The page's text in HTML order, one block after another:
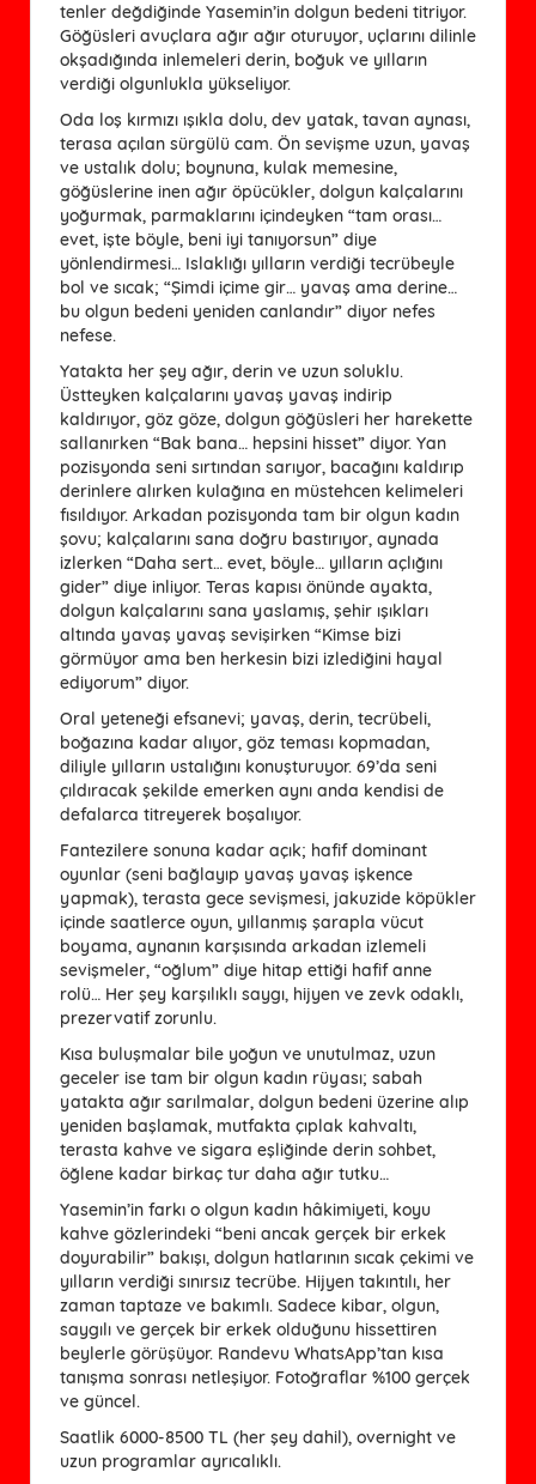
tenler değdiğinde Yasemin’in dolgun bedeni titriyor.
Göğüsleri avuçlara ağır ağır oturuyor, uçlarını dilinle
okşadığında inlemeleri derin, boğuk ve yılların
verdiği olgunlukla yükseliyor.
Oda loş kırmızı ışıkla dolu, dev yatak, tavan aynası,
terasa açılan sürgülü cam. Ön sevişme uzun, yavaş
ve ustalık dolu; boynuna, kulak memesine,
göğüslerine inen ağır öpücükler, dolgun kalçalarını
yoğurmak, parmaklarını içindeyken “tam orası…
evet, işte böyle, beni iyi tanıyorsun” diye
yönlendirmesi… Islaklığı yılların verdiği tecrübeyle
bol ve sıcak; “Şimdi içime gir… yavaş ama derine…
bu olgun bedeni yeniden canlandır” diyor nefes
nefese.
Yatakta her şey ağır, derin ve uzun soluklu.
Üstteyken kalçalarını yavaş yavaş indirip
kaldırıyor, göz göze, dolgun göğüsleri her harekette
sallanırken “Bak bana… hepsini hisset” diyor. Yan
pozisyonda seni sırtından sarıyor, bacağını kaldırıp
derinlere alırken kulağına en müstehcen kelimeleri
fısıldıyor. Arkadan pozisyonda tam bir olgun kadın
şovu; kalçalarını sana doğru bastırıyor, aynada
izlerken “Daha sert… evet, böyle… yılların açlığını
gider” diye inliyor. Teras kapısı önünde ayakta,
dolgun kalçalarını sana yaslamış, şehir ışıkları
altında yavaş yavaş sevişirken “Kimse bizi
görmüyor ama ben herkesin bizi izlediğini hayal
ediyorum” diyor.
Oral yeteneği efsanevi; yavaş, derin, tecrübeli,
boğazına kadar alıyor, göz teması kopmadan,
diliyle yılların ustalığını konuşturuyor. 69’da seni
çıldıracak şekilde emerken aynı anda kendisi de
defalarca titreyerek boşalıyor.
Fantezilere sonuna kadar açık; hafif dominant
oyunlar (seni bağlayıp yavaş yavaş işkence
yapmak), terasta gece sevişmesi, jakuzide köpükler
içinde saatlerce oyun, yıllanmış şarapla vücut
boyama, aynanın karşısında arkadan izlemeli
sevişmeler, “oğlum” diye hitap ettiği hafif anne
rolü… Her şey karşılıklı saygı, hijyen ve zevk odaklı,
prezervatif zorunlu.
Kısa buluşmalar bile yoğun ve unutulmaz, uzun
geceler ise tam bir olgun kadın rüyası; sabah
yatakta ağır sarılmalar, dolgun bedeni üzerine alıp
yeniden başlamak, mutfakta çıplak kahvaltı,
terasta kahve ve sigara eşliğinde derin sohbet,
öğlene kadar birkaç tur daha ağır tutku…
Yasemin’in farkı o olgun kadın hâkimiyeti, koyu
kahve gözlerindeki “beni ancak gerçek bir erkek
doyurabilir” bakışı, dolgun hatlarının sıcak çekimi ve
yılların verdiği sınırsız tecrübe. Hijyen takıntılı, her
zaman taptaze ve bakımlı. Sadece kibar, olgun,
saygılı ve gerçek bir erkek olduğunu hissettiren
beylerle görüşüyor. Randevu WhatsApp’tan kısa
tanışma sonrası netleşiyor. Fotoğraflar %100 gerçek
ve güncel.
Saatlik 6000-8500 TL (her şey dahil), overnight ve
uzun programlar ayrıcalıklı.